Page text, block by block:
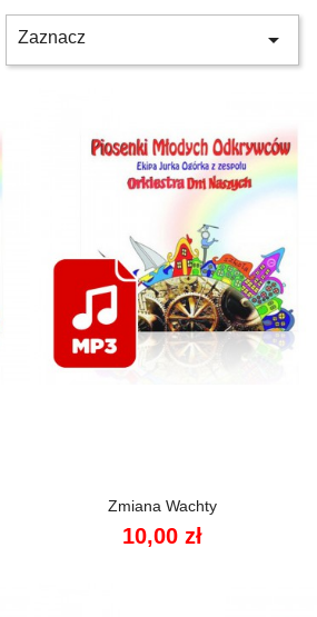
Zaznacz 
Zmiana Wachty
10,00 zł
Szybki podgląd